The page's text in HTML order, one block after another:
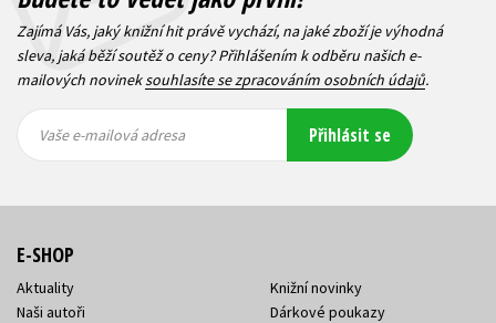
Zajímá Vás, jaký knižní hit právě vychází, na jaké zboží je výhodná
sleva, jaká běží soutěž o ceny? Přihlášením k odběru našich e-
mailových novineksouhlasíte se zpracováním osobních údajů.
mailová
mailová
Vaše e-mailová adresa Přihlásit se
E-SHOP
Aktuality
Naši autoři
Knižní novinky
Dárkové poukazy